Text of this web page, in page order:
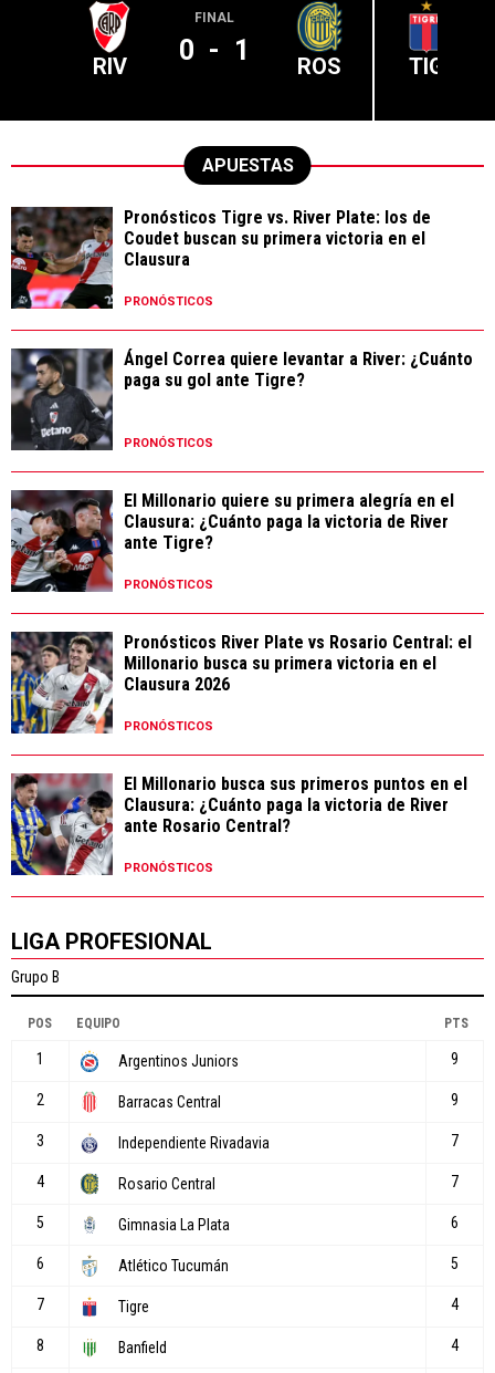
RIV
FINAL
0 - 1 ROS TIG
APUESTAS
Pronósticos Tigre vs. River Plate: los de
Coudet buscan su primera victoria en el
Clausura
PRONÓSTICOS
Ángel Correa quiere levantar a River: ¿Cuánto
paga su gol ante Tigre?
PRONÓSTICOS
El Millonario quiere su primera alegría en el
Clausura: ¿Cuánto paga la victoria de River
ante Tigre?
PRONÓSTICOS
Pronósticos River Plate vs Rosario Central: el
Millonario busca su primera victoria en el
Clausura 2026
PRONÓSTICOS
El Millonario busca sus primeros puntos en el
Clausura: ¿Cuánto paga la victoria de River
ante Rosario Central?
PRONÓSTICOS
LIGA PROFESIONAL